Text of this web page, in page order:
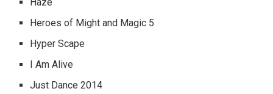
Heroes of Might and Magic 5
Hyper Scape
I Am Alive
Just Dance 2014